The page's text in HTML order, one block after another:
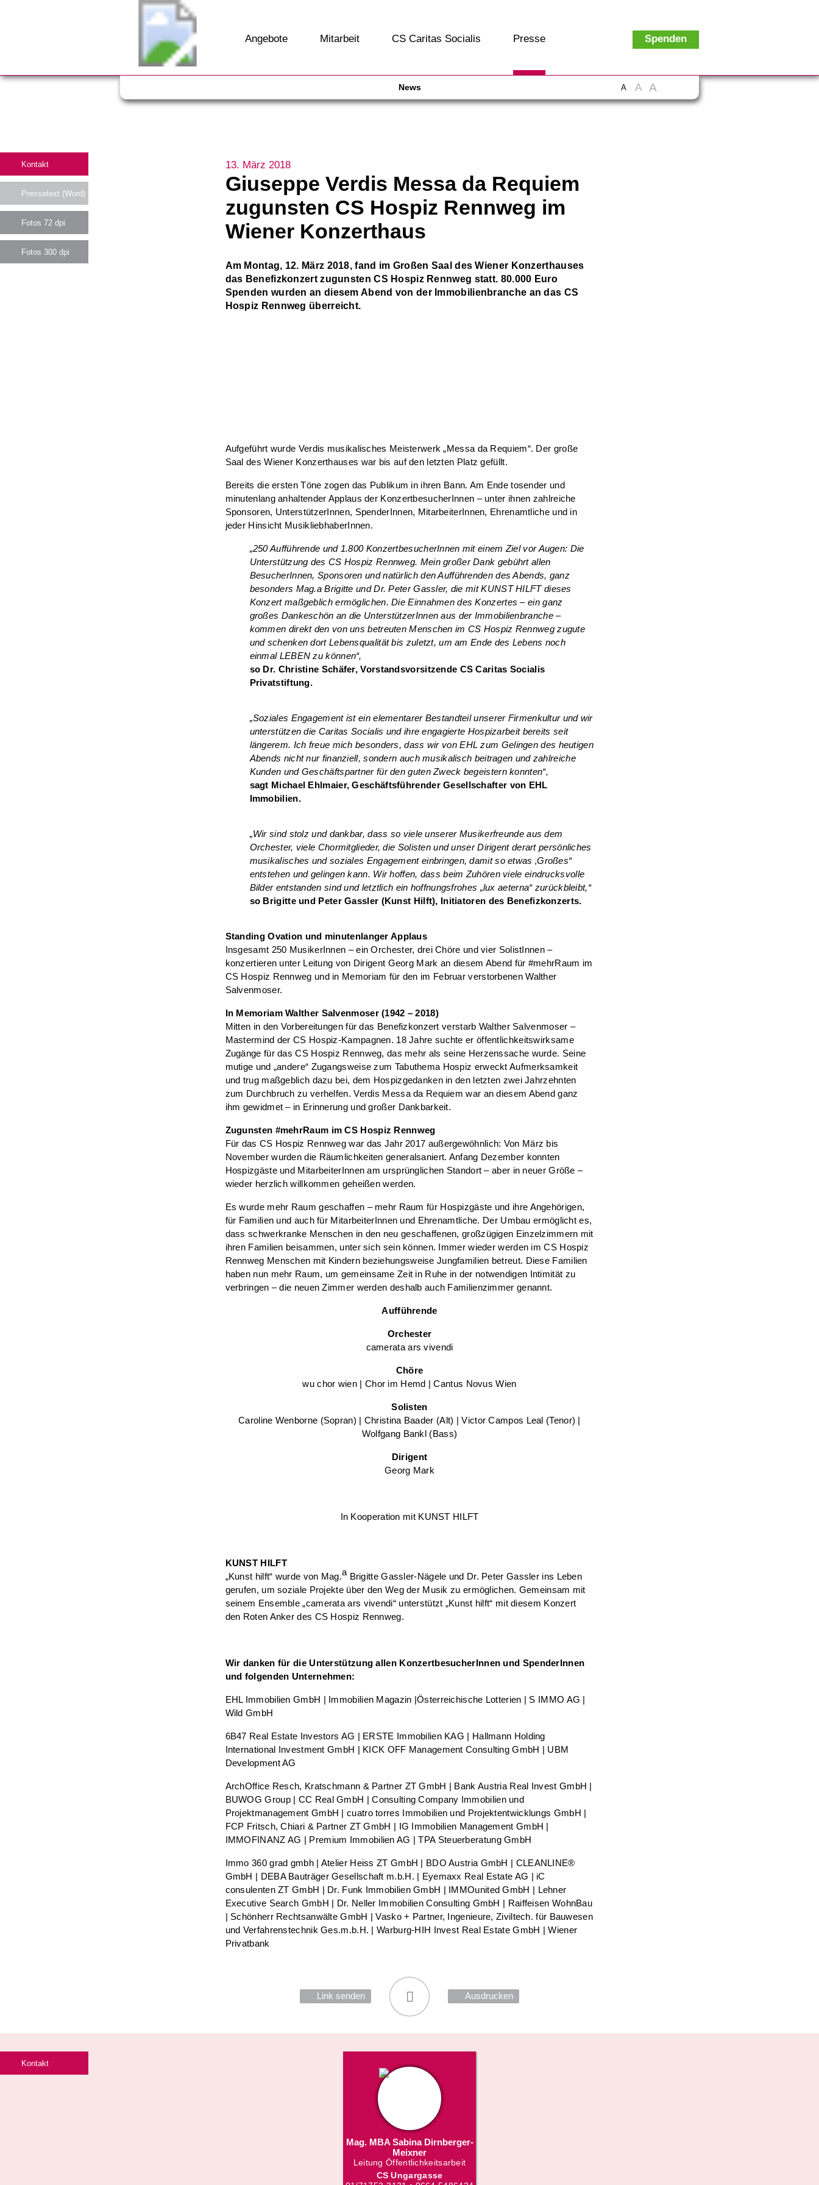
Angebote Mitarbeit CS Caritas Socialis Presse Spenden
A A A
News
13. März 2018
Giuseppe Verdis Messa da Requiem
zugunsten CS Hospiz Rennweg im
Wiener Konzerthaus
Am Montag, 12. März 2018, fand im Großen Saal des Wiener Konzerthauses
das Benefizkonzert zugunsten CS Hospiz Rennweg statt. 80.000 Euro
Spenden wurden an diesem Abend von der Immobilienbranche an das CS
Hospiz Rennweg überreicht.
Aufgeführt wurde Verdis musikalisches Meisterwerk „Messa da Requiem“. Der große
Saal des Wiener Konzerthauses war bis auf den letzten Platz gefüllt.
Bereits die ersten Töne zogen das Publikum in ihren Bann. Am Ende tosender und
minutenlang anhaltender Applaus der KonzertbesucherInnen – unter ihnen zahlreiche
Sponsoren, UnterstützerInnen, SpenderInnen, MitarbeiterInnen, Ehrenamtliche und in
jeder Hinsicht MusikliebhaberInnen.
„250 Aufführende und 1.800 KonzertbesucherInnen mit einem Ziel vor Augen: Die
Unterstützung des CS Hospiz Rennweg. Mein großer Dank gebührt allen
BesucherInnen, Sponsoren und natürlich den Aufführenden des Abends, ganz
besonders Mag.a Brigitte und Dr. Peter Gassler, die mitKUNST HILFTdieses
Konzert maßgeblich ermöglichen. Die Einnahmen des Konzertes – ein ganz
großes Dankeschön an die UnterstützerInnen aus der Immobilienbranche –
kommen direkt den von uns betreuten Menschen im CS Hospiz Rennweg zugute
und schenken dort Lebensqualität bis zuletzt, um am Ende des Lebens noch
einmal LEBEN zu können“,
so Dr. Christine Schäfer, Vorstandsvorsitzende CS Caritas Socialis
Privatstiftung.
„Soziales Engagement ist ein elementarer Bestandteil unserer Firmenkultur und wir
unterstützen die Caritas Socialis und ihre engagierte Hospizarbeit bereits seit
längerem. Ich freue mich besonders, dass wir vonEHL zum Gelingen des heutigen
Abends nicht nur finanziell, sondern auch musikalisch beitragen und zahlreiche
Kunden und Geschäftspartner für den guten Zweck begeistern konnten“,
sagt Michael Ehlmaier, Geschäftsführender Gesellschafter von EHL
Immobilien.
„Wir sind stolz und dankbar, dass so viele unserer Musikerfreunde aus dem
Orchester, viele Chormitglieder, die Solisten und unser Dirigent derart persönliches
musikalisches und soziales Engagement einbringen, damit so etwas ‚Großes“
entstehen und gelingen kann. Wir hoffen, dass beim Zuhören viele eindrucksvolle
Bilder entstanden sind und letztlich ein hoffnungsfrohes „lux aeterna“ zurückbleibt,“
so Brigitte und Peter Gassler (Kunst Hilft), Initiatoren des Benefizkonzerts.
Standing Ovation und minutenlanger Applaus
Insgesamt 250 MusikerInnen – ein Orchester, drei Chöre und vier SolistInnen –
konzertieren unter Leitung von Dirigent Georg Mark an diesem Abend für #mehrRaum im
CS Hospiz Rennweg und in Memoriam für den im Februar verstorbenen Walther
Salvenmoser.
In Memoriam Walther Salvenmoser (1942 – 2018)
Mitten in den Vorbereitungen für das Benefizkonzert verstarb Walther Salvenmoser –
Mastermind der CS Hospiz-Kampagnen. 18 Jahre suchte er öffentlichkeitswirksame
Zugänge für das CS Hospiz Rennweg, das mehr als seine Herzenssache wurde. Seine
mutige und „andere“ Zugangsweise zum Tabuthema Hospiz erweckt Aufmerksamkeit
und trug maßgeblich dazu bei, dem Hospizgedanken in den letzten zwei Jahrzehnten
zum Durchbruch zu verhelfen. Verdis Messa da Requiem war an diesem Abend ganz
ihm gewidmet – in Erinnerung und großer Dankbarkeit.
Zugunsten #mehrRaum im CS Hospiz Rennweg
Für das CS Hospiz Rennweg war das Jahr 2017 außergewöhnlich: Von März bis
November wurden die Räumlichkeiten generalsaniert. Anfang Dezember konnten
Hospizgäste und MitarbeiterInnen am ursprünglichen Standort – aber in neuer Größe –
wieder herzlich willkommen geheißen werden.
Es wurde mehr Raum geschaffen – mehr Raum für Hospizgäste und ihre Angehörigen,
für Familien und auch für MitarbeiterInnen und Ehrenamtliche. Der Umbau ermöglicht es,
dass schwerkranke Menschen in den neu geschaffenen, großzügigen Einzelzimmern mit
ihren Familien beisammen, unter sich sein können. Immer wieder werden im CS Hospiz
Rennweg Menschen mit Kindern beziehungsweise Jungfamilien betreut. Diese Familien
haben nun mehr Raum, um gemeinsame Zeit in Ruhe in der notwendigen Intimität zu
verbringen – die neuen Zimmer werden deshalb auch Familienzimmer genannt.
Aufführende
Orchester
camerata ars vivendi
Chöre
wu chor wien | Chor im Hemd | Cantus Novus Wien
Solisten
Caroline Wenborne (Sopran) | Christina Baader (Alt) | Victor Campos Leal (Tenor) |
Wolfgang Bankl (Bass)
Dirigent
Georg Mark
In Kooperation mit KUNST HILFT
KUNST HILFT
„Kunst hilft“ wurde von Mag.aBrigitte Gassler-Nägele und Dr. Peter Gassler ins Leben
gerufen, um soziale Projekte über den Weg der Musik zu ermöglichen. Gemeinsam mit
seinem Ensemble „camerata ars vivendi“ unterstützt „Kunst hilft“ mit diesem Konzert
den Roten Anker des CS Hospiz Rennweg.
Wir danken für die Unterstützung allen KonzertbesucherInnen und SpenderInnen
und folgenden Unternehmen:
EHL Immobilien GmbH | Immobilien Magazin |Österreichische Lotterien | S IMMO AG |
Wild GmbH
6B47 Real Estate Investors AG | ERSTE Immobilien KAG | Hallmann Holding
International Investment GmbH | KICK OFF Management Consulting GmbH | UBM
Development AG
ArchOffice Resch, Kratschmann & Partner ZT GmbH | Bank Austria Real Invest GmbH |
BUWOG Group | CC Real GmbH | Consulting Company Immobilien und
Projektmanagement GmbH | cuatro torres Immobilien und Projektentwicklungs GmbH |
FCP Fritsch, Chiari & Partner ZT GmbH | IG Immobilien Management GmbH |
IMMOFINANZ AG | Premium Immobilien AG | TPA Steuerberatung GmbH
Immo 360 grad gmbh | Atelier Heiss ZT GmbH | BDO Austria GmbH | CLEANLINE®
GmbH | DEBA Bauträger Gesellschaft m.b.H. | Eyemaxx Real Estate AG | iC
consulenten ZT GmbH | Dr. Funk Immobilien GmbH | IMMOunited GmbH | Lehner
Executive Search GmbH | Dr. Neller Immobilien Consulting GmbH | Raiffeisen WohnBau
| Schönherr Rechtsanwälte GmbH | Vasko + Partner, Ingenieure, Ziviltech. für Bauwesen
und Verfahrenstechnik Ges.m.b.H. | Warburg-HIH Invest Real Estate GmbH | Wiener
Privatbank
Link senden Ausdrucken
Kontakt
Kontakt
Mag. MBA Sabina Dirnberger-
Meixner
Leitung Öffentlichkeitsarbeit
CS Ungargasse
Pressetext (Word)
Fotos 72 dpi
Fotos 300 dpi